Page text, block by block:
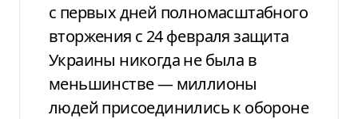
с первых дней полномасштабного
вторжения с 24 февраля защита
Украины никогда не была в
меньшинстве — миллионы
людей присоединились к обороне